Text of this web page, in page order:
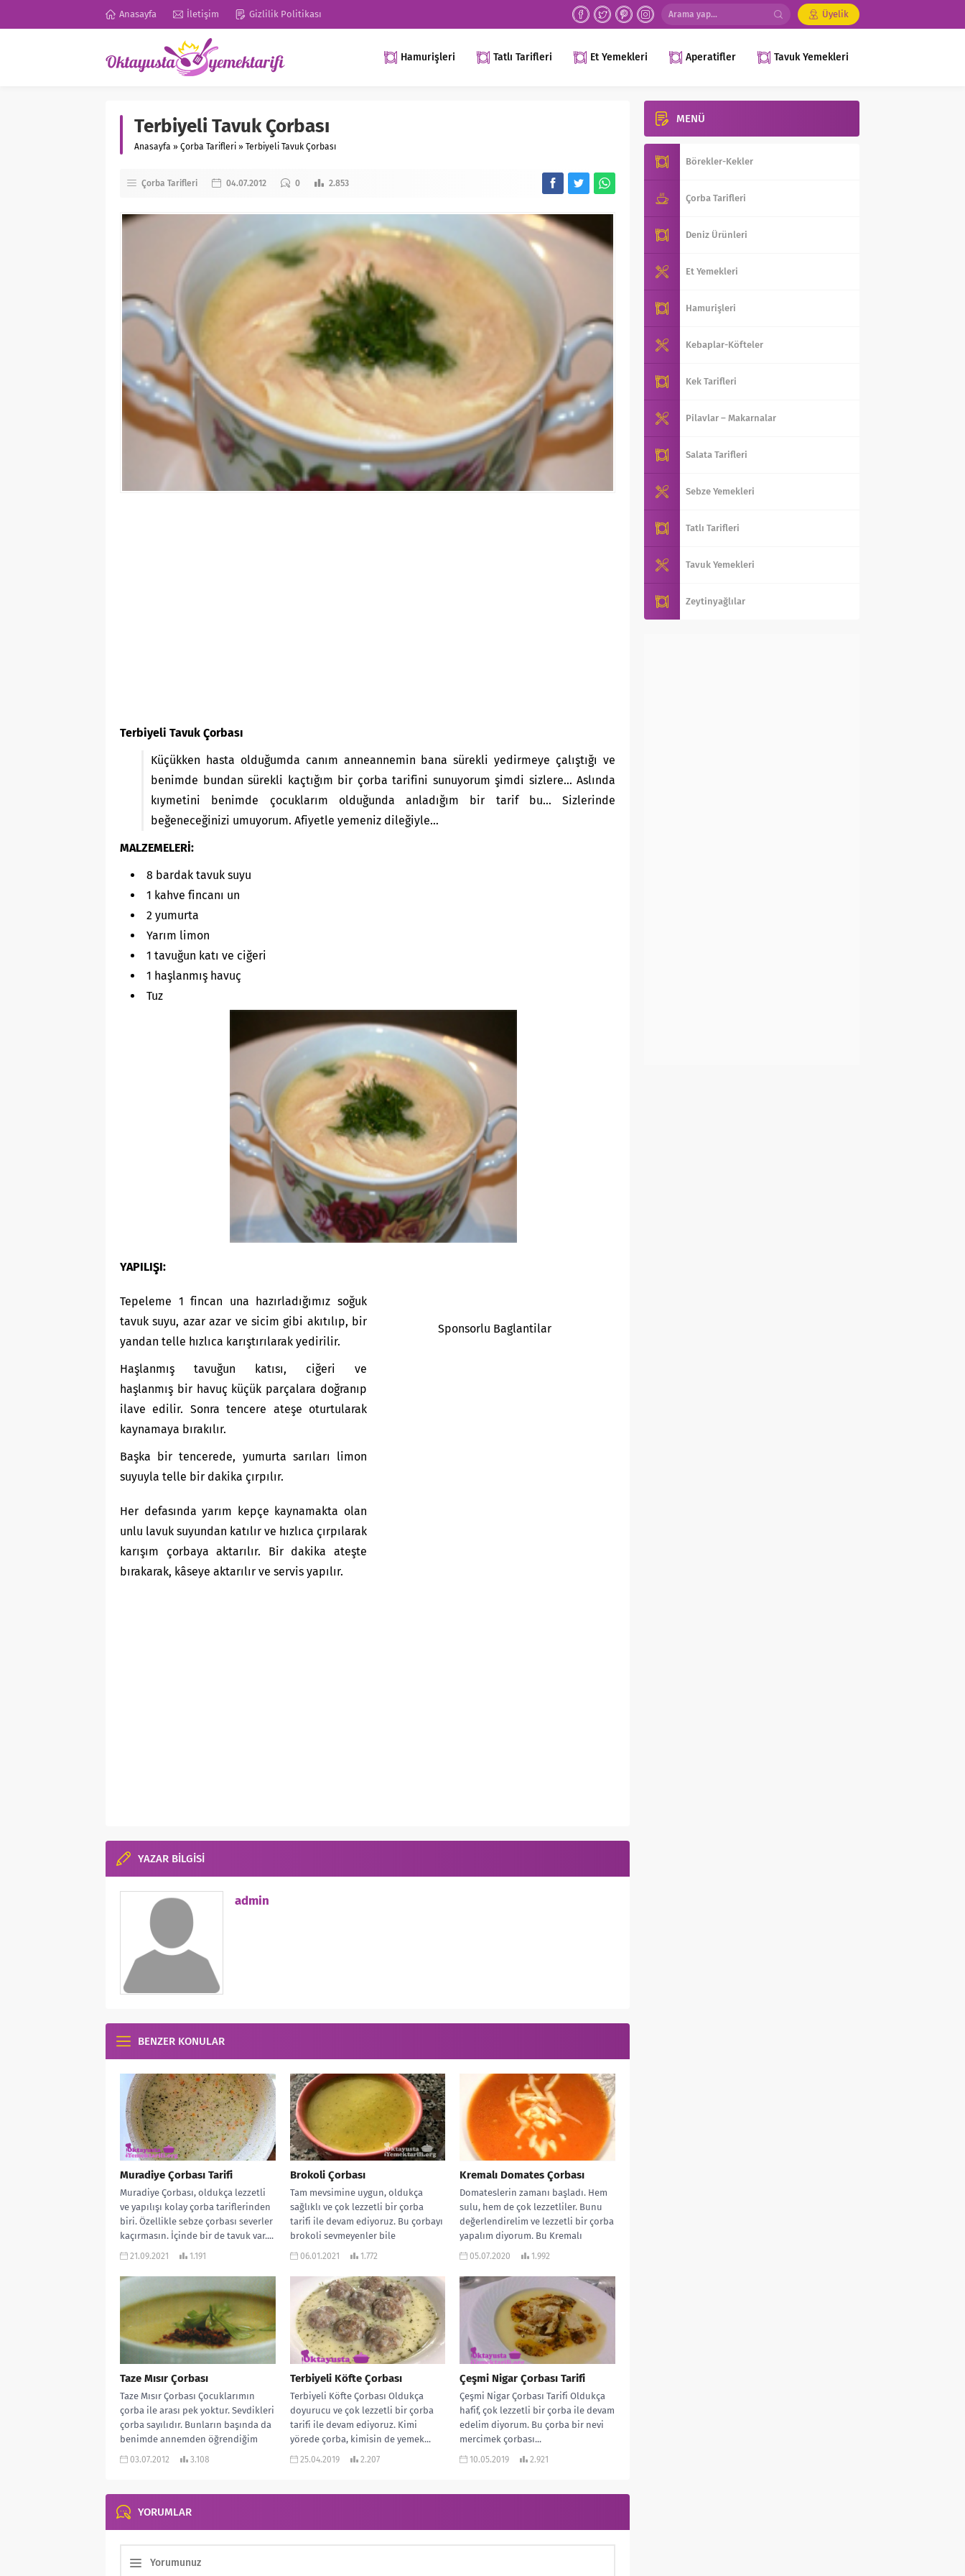
Anasayfa İletişim Gizlilik Politikası Üyelik
Hamurişleri Tatlı Tarifleri Et Yemekleri Aperatifler Tavuk Yemekleri
Terbiyeli Tavuk Çorbası
Anasayfa » Çorba Tarifleri » Terbiyeli Tavuk Çorbası
Çorba Tarifleri 04.07.2012 0 2.853
Terbiyeli Tavuk Çorbası
Küçükken hasta olduğumda canım anneannemin bana sürekli yedirmeye çalıştığı ve
benimde bundan sürekli kaçtığım bir çorba tarifini sunuyorum şimdi sizlere… Aslında
kıymetini benimde çocuklarım olduğunda anladığım bir tarif bu… Sizlerinde
beğeneceğinizi umuyorum. Afiyetle yemeniz dileğiyle…
MALZEMELERİ:
8 bardak tavuk suyu
1 kahve fincanı un
2 yumurta
Yarım limon
1 tavuğun katı ve ciğeri
1 haşlanmış havuç
Tuz
YAPILIŞI:
Sponsorlu Baglantilar
Tepeleme 1 fincan una hazırladığımız soğuk
tavuk suyu, azar azar ve sicim gibi akıtılıp, bir
yandan telle hızlıca karıştırılarak yedirilir.
Haşlanmış tavuğun katısı, ciğeri ve
haşlanmış bir havuç küçük parçalara doğranıp
ilave edilir. Sonra tencere ateşe oturtularak
kaynamaya bırakılır.
Başka bir tencerede, yumurta sarıları limon
suyuyla telle bir dakika çırpılır.
Her defasında yarım kepçe kaynamakta olan
unlu lavuk suyundan katılır ve hızlıca çırpılarak
karışım çorbaya aktarılır. Bir dakika ateşte
bırakarak, kâseye aktarılır ve servis yapılır.
YAZAR BİLGİSİ
admin
BENZER KONULAR
Muradiye Çorbası Tarifi
Muradiye Çorbası, oldukça lezzetli
ve yapılışı kolay çorba tariflerinden
biri. Özellikle sebze çorbası severler
kaçırmasın. İçinde bir de tavuk var....
21.09.2021 1.191
Brokoli Çorbası
Tam mevsimine uygun, oldukça
sağlıklı ve çok lezzetli bir çorba
tarifi ile devam ediyoruz. Bu çorbayı
brokoli sevmeyenler bile
beğenerek...
06.01.2021 1.772
Kremalı Domates Çorbası
Domateslerin zamanı başladı. Hem
sulu, hem de çok lezzetliler. Bunu
değerlendirelim ve lezzetli bir çorba
yapalım diyorum. Bu Kremalı
Domates...
05.07.2020 1.992
Taze Mısır Çorbası
Taze Mısır Çorbası Çocuklarımın
çorba ile arası pek yoktur. Sevdikleri
çorba sayılıdır. Bunların başında da
benimde annemden öğrendiğim
Mısır Çorbası...
03.07.2012 3.108
Terbiyeli Köfte Çorbası
Terbiyeli Köfte Çorbası Oldukça
doyurucu ve çok lezzetli bir çorba
tarifi ile devam ediyoruz. Kimi
yörede çorba, kimisin de yemek...
25.04.2019 2.207
Çeşmi Nigar Çorbası Tarifi
Çeşmi Nigar Çorbası Tarifi Oldukça
hafif, çok lezzetli bir çorba ile devam
edelim diyorum. Bu çorba bir nevi
mercimek çorbası...
10.05.2019 2.921
YORUMLAR
MENÜ
Börekler-Kekler
Çorba Tarifleri
Deniz Ürünleri
Et Yemekleri
Hamurişleri
Kebaplar-Köfteler
Kek Tarifleri
Pilavlar – Makarnalar
Salata Tarifleri
Sebze Yemekleri
Tatlı Tarifleri
Tavuk Yemekleri
Zeytinyağlılar